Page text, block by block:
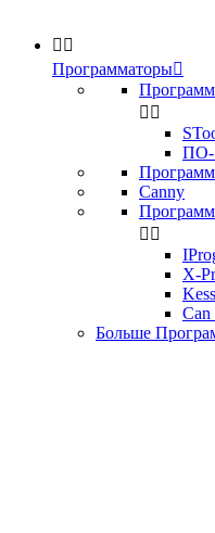
 
Программаторы
 
ПО-
Canny
 
X-
Kess
Can
Больше